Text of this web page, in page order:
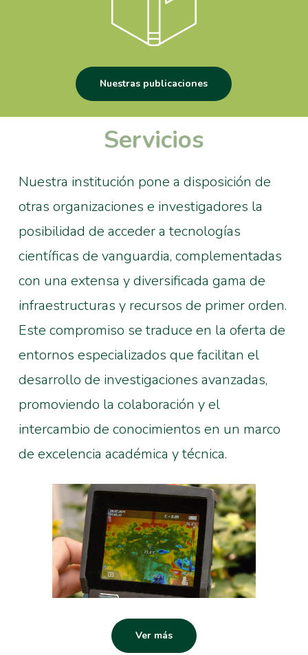
Nuestras publicaciones
Servicios
Nuestra institución pone a disposición de
otras organizaciones e investigadores la
posibilidad de acceder a tecnologías
científicas de vanguardia, complementadas
con una extensa y diversificada gama de
infraestructuras y recursos de primer orden.
Este compromiso se traduce en la oferta de
entornos especializados que facilitan el
desarrollo de investigaciones avanzadas,
promoviendo la colaboración y el
intercambio de conocimientos en un marco
de excelencia académica y técnica.
Ver más